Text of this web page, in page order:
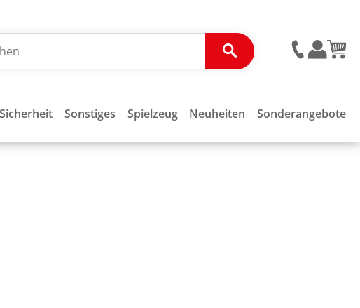
Sicherheit Sonstiges Spielzeug Neuheiten Sonderangebote